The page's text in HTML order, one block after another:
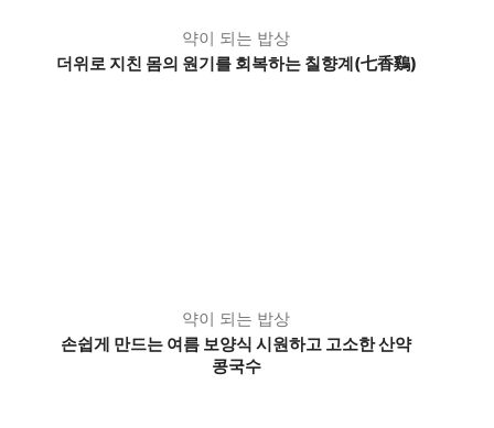
약이 되는 밥상
더위로 지친 몸의 원기를 회복하는 칠향계(七香鷄)
약이 되는 밥상
손쉽게 만드는 여름 보양식 시원하고 고소한 산약
콩국수